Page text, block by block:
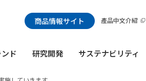
商品情報サイト 產品中文介紹
検索メニュー
ド 研究開発 サステナビリティ